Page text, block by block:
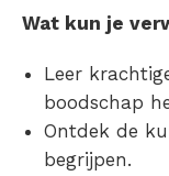
Wat kun je
Leer
boodschap
Ontdek de
begrijpen.